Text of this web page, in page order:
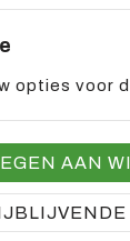
opties voor
AAN